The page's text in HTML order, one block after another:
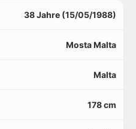
38 Jahre (15/05/1988)
Mosta Malta
Malta
178 cm